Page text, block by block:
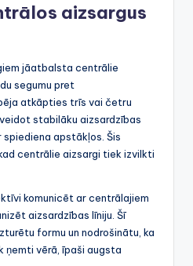
aizsargus
jāatbalsta centrālie
segumu pret
atkāpties trīs vai četru
stabilāku aizsardzības
apstākļos. Šis
centrālie aizsargi tiek izvilkti
komunicēt ar centrālajiem
aizsardzības līniju. Šī
formu un nodrošinātu, ka
ņemti vērā, īpaši augsta